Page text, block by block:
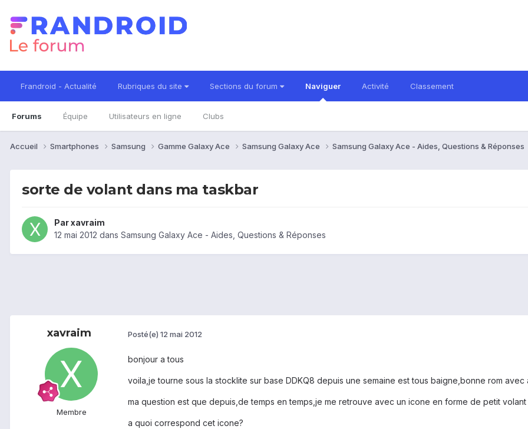
Frandroid - Actualité Rubriques du site Sections du forum Naviguer
Forums Équipe Utilisateurs en ligne Clubs
Activité Classement
Accueil Smartphones Samsung Gamme Galaxy Ace Samsung Galaxy Ace Samsung Galaxy Ace - Aides, Questions & Réponses
sorte de volant dans ma taskbar
Parxavraim
12 mai 2012 dans Samsung Galaxy Ace - Aides, Questions & Réponses
xavraim
Membre
Posté(e) 12 mai 2012
bonjour a tous
voila,je tourne sous la stocklite sur base DDKQ8 depuis une semaine est tous baigne,bonne rom
ma question est que depuis,de temps en temps,je me retrouve avec un icone en forme de petit
a quoi correspond cet icone?